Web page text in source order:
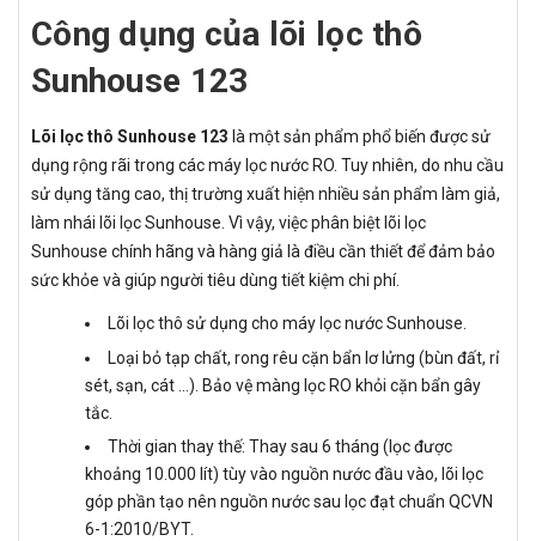
Công dụng của lõi lọc thô
Sunhouse 123
Lõi lọc thô Sunhouse 123 là một sản phẩm phổ biến được sử
dụng rộng rãi trong các máy lọc nước RO. Tuy nhiên, do nhu cầu
sử dụng tăng cao, thị trường xuất hiện nhiều sản phẩm làm giả,
làm nhái lõi lọc Sunhouse. Vì vậy, việc phân biệt lõi lọc
Sunhouse chính hãng và hàng giả là điều cần thiết để đảm bảo
sức khỏe và giúp người tiêu dùng tiết kiệm chi phí.
Lõi lọc thô sử dụng cho máy lọc nước Sunhouse.
Loại bỏ tạp chất, rong rêu cặn bẩn lơ lửng (bùn đất, rỉ
sét, sạn, cát …). Bảo vệ màng lọc RO khỏi cặn bẩn gây
tắc.
Thời gian thay thế: Thay sau 6 tháng (lọc được
khoảng 10.000 lít) tùy vào nguồn nước đầu vào, lõi lọc
góp phần tạo nên nguồn nước sau lọc đạt chuẩn QCVN
6-1:2010/BYT.